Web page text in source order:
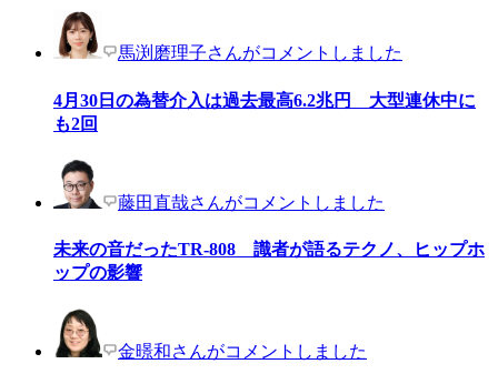
馬渕磨理子さんがコメントしました
4月30日の為替介入は過去最高6.2兆円 大型連休中に
も2回
藤田直哉さんがコメントしました
未来の音だったTR-808 識者が語るテクノ、ヒップホ
ップの影響
金暻和さんがコメントしました